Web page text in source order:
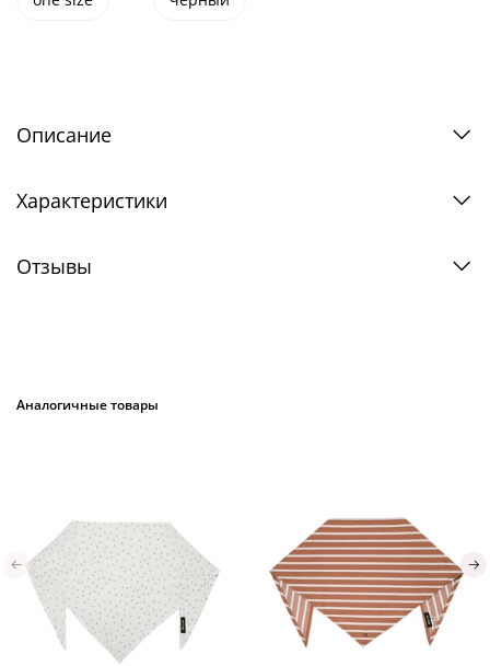
Описание
Характеристики
Отзывы
Аналогичные товары